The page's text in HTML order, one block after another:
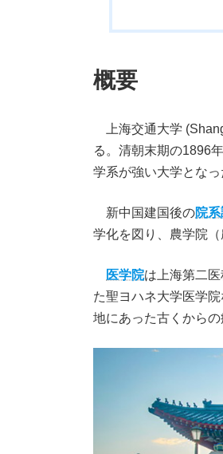
概要
上海交通大学
る。清朝末期の1896
学系が強い大学となっ
新中国建国後の院
学化を図り、農学院
医学院は上海第二
た聖ヨハネ大学医学
地にあった古くからの